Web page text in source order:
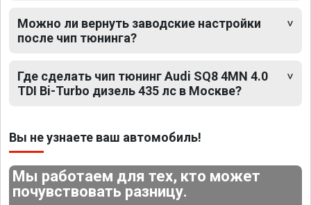
Можно ли вернуть заводские настройки
после чип тюнинга?
Где сделать чип тюнинг Audi SQ8 4MN 4.0
TDI Bi-Turbo дизель 435 лс в Москве?
Вы не узнаете ваш автомобиль!
Мы работаем для тех, кто может
почувствовать разницу.